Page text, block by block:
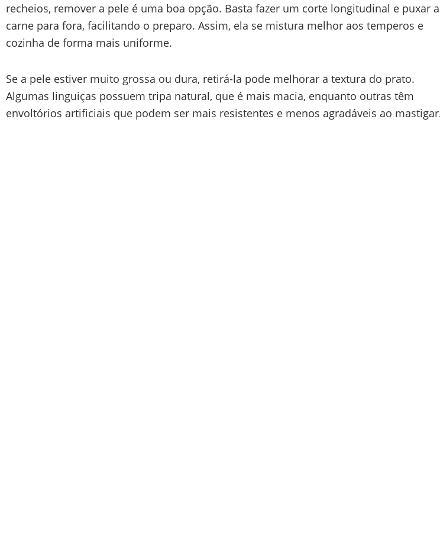
recheios, remover a pele é uma boa opção. Basta fazer um corte longitudinal e puxar a
carne para fora, facilitando o preparo. Assim, ela se mistura melhor aos temperos e
cozinha de forma mais uniforme.
Se a pele estiver muito grossa ou dura, retirá-la pode melhorar a textura do prato.
Algumas linguiças possuem tripa natural, que é mais macia, enquanto outras têm
envoltórios artificiais que podem ser mais resistentes e menos agradáveis ao